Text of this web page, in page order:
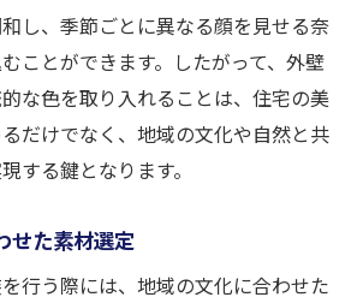
し、季節ごとに異なる顔を見せる奈
ことができます。したがって、外壁
な色を取り入れることは、住宅の美
だけでなく、地域の文化や自然と共
する鍵となります。
せた素材選定
行う際には、地域の文化に合わせた